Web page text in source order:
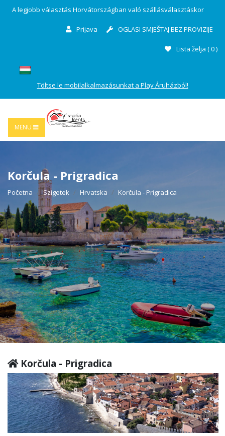
A legjobb választás Horvátországban való szállásválasztáskor
Prijava OGLASI SMJEŠTAJ BEZ PROVIZIJE
Lista želja (0)
Töltse le mobilalkalmazásunkat a Play Áruházból!
MENU
Korčula - Prigradica
Početna Szigetek Hrvatska Korčula - Prigradica
Korčula - Prigradica